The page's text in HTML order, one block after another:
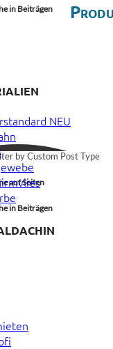
in Beiträgen
by Custom Post Type
auf Seiten
in Beiträgen